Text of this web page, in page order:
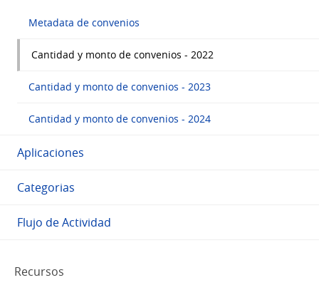
Metadata de convenios
Cantidad y monto de convenios - 2022
Cantidad y monto de convenios - 2023
Cantidad y monto de convenios - 2024
Aplicaciones
Categorias
Flujo de Actividad
Recursos